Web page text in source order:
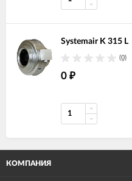
Systemair K 315 L
(0)
0 ₽
КОМПАНИЯ